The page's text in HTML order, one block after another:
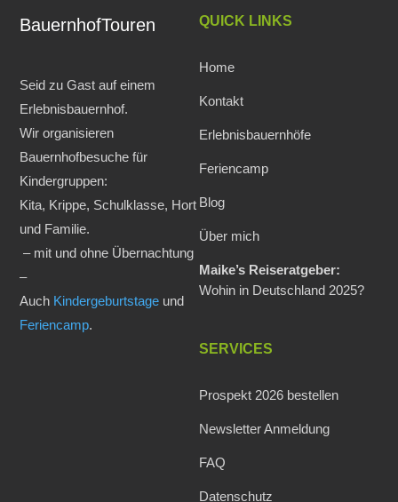
BauernhofTouren
Seid zu Gast auf einem
Erlebnisbauernhof.
Wir organisieren
Bauernhofbesuche für
Kindergruppen:
Kita, Krippe, Schulklasse, Hort
und Familie.
– mit und ohne Übernachtung
–
Auch Kindergeburtstage und
Feriencamp.
QUICK LINKS
Home
Kontakt
Erlebnisbauernhöfe
Feriencamp
Blog
Über mich
Maike’s Reiseratgeber:
Wohin in Deutschland 2025?
SERVICES
Prospekt 2026 bestellen
Newsletter Anmeldung
FAQ
Datenschutz